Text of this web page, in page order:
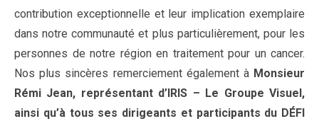
contribution exceptionnelle et leur implication exemplaire
dans notre communauté et plus particulièrement, pour les
personnes de notre région en traitement pour un cancer.
Nos plus sincères remerciement également à Monsieur
Rémi Jean, représentant d’IRIS – Le Groupe Visuel,
ainsi qu’à tous ses dirigeants et participants du DÉFI